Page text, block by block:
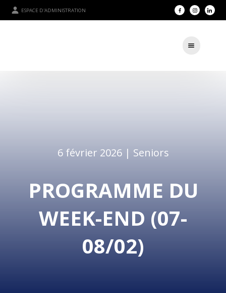
ESPACE D'ADMINISTRATION
6 février 2026 | Seniors
PROGRAMME DU
WEEK-END (07-
08/02)